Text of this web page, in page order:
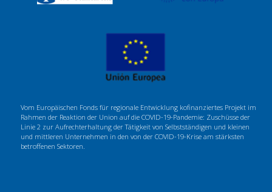
Vom Europäischen Fonds für regionale Entwicklung kofinanziertes Projekt im
Rahmen der Reaktion der Union auf die COVID-19-Pandemie: Zuschüsse der
Linie 2 zur Aufrechterhaltung der Tätigkeit von Selbstständigen und kleinen
und mittleren Unternehmen in den von der COVID-19-Krise am stärksten
betroffenen Sektoren.